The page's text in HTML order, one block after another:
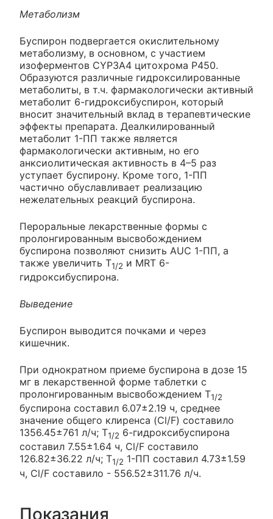
Метаболизм
Буспирон подвергается окислительному
метаболизму, в основном, с участием
изоферментов CYP3A4 цитохрома Р450.
Образуются различные гидроксилированные
метаболиты, в т.ч. фармакологически активный
метаболит 6-гидроксибуспирон, который
вносит значительный вклад в терапевтические
эффекты препарата. Деалкилированный
метаболит 1-ПП также является
фармакологически активным, но его
анксиолитическая активность в 4–5 раз
уступает буспирону. Кроме того, 1-ПП
частично обуславливает реализацию
нежелательных реакций буспирона.
Пероральные лекарственные формы с
пролонгированным высвобождением
буспирона позволяют снизить AUC 1-ПП, а
также увеличить Т1/2 и MRT 6-
гидроксибуспирона.
Выведение
Буспирон выводится почками и через
кишечник.
При однократном приеме буспирона в дозе 15
мг в лекарственной форме таблетки с
пролонгированным высвобождением Т1/2
буспирона составил 6.07±2.19 ч, среднее
значение общего клиренса (Cl/F) составило
1356.45±761 л/ч; Т1/2 6-гидроксибуспирона
составил 7.55±1.64 ч, Cl/F составило
126.82±36.22 л/ч; Т1/2 1-ПП составил 4.73±1.59
ч, Cl/F составило - 556.52±311.76 л/ч.
Показания